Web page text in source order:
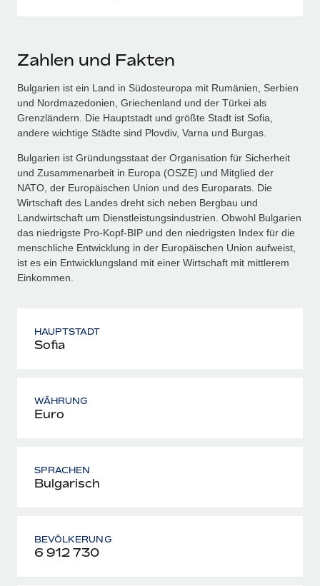
Zahlen und Fakten
Bulgarien ist ein Land in Südosteuropa mit Rumänien, Serbien
und Nordmazedonien, Griechenland und der Türkei als
Grenzländern. Die Hauptstadt und größte Stadt ist Sofia,
andere wichtige Städte sind Plovdiv, Varna und Burgas.
Bulgarien ist Gründungsstaat der Organisation für Sicherheit
und Zusammenarbeit in Europa (OSZE) und Mitglied der
NATO, der Europäischen Union und des Europarats. Die
Wirtschaft des Landes dreht sich neben Bergbau und
Landwirtschaft um Dienstleistungsindustrien. Obwohl Bulgarien
das niedrigste Pro-Kopf-BIP und den niedrigsten Index für die
menschliche Entwicklung in der Europäischen Union aufweist,
ist es ein Entwicklungsland mit einer Wirtschaft mit mittlerem
Einkommen.
HAUPTSTADT
Sofia
WÄHRUNG
Euro
SPRACHEN
Bulgarisch
BEVÖLKERUNG
6 912 730